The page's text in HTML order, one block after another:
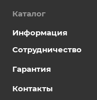
Каталог
Информация
Сотрудничество
Гарантия
Контакты